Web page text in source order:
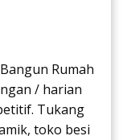
Rumah
/ harian
Tukang
toko besi